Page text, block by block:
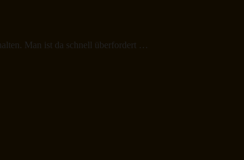
Man ist da schnell überfordert …